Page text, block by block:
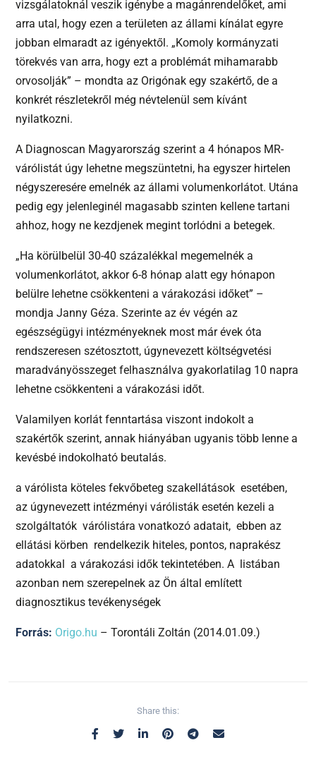
vizsgálatoknál veszik igénybe a magánrendelőket, ami
arra utal, hogy ezen a területen az állami kínálat egyre
jobban elmaradt az igényektől. „Komoly kormányzati
törekvés van arra, hogy ezt a problémát mihamarabb
orvosolják” – mondta az Origónak egy szakértő, de a
konkrét részletekről még névtelenül sem kívánt
nyilatkozni.
A Diagnoscan Magyarország szerint a 4 hónapos MR-
várólistát úgy lehetne megszüntetni, ha egyszer hirtelen
négyszeresére emelnék az állami volumenkorlátot. Utána
pedig egy jelenleginél magasabb szinten kellene tartani
ahhoz, hogy ne kezdjenek megint torlódni a betegek.
„Ha körülbelül 30-40 százalékkal megemelnék a
volumenkorlátot, akkor 6-8 hónap alatt egy hónapon
belülre lehetne csökkenteni a várakozási időket” –
mondja Janny Géza. Szerinte az év végén az
egészségügyi intézményeknek most már évek óta
rendszeresen szétosztott, úgynevezett költségvetési
maradványösszeget felhasználva gyakorlatilag 10 napra
lehetne csökkenteni a várakozási időt.
Valamilyen korlát fenntartása viszont indokolt a
szakértők szerint, annak hiányában ugyanis több lenne a
kevésbé indokolható beutalás.
a várólista köteles fekvőbeteg szakellátások esetében,
az úgynevezett intézményi várólisták esetén kezeli a
szolgáltatók várólistára vonatkozó adatait, ebben az
ellátási körben rendelkezik hiteles, pontos, naprakész
adatokkal a várakozási idők tekintetében. A listában
azonban nem szerepelnek az Ön által említett
diagnosztikus tevékenységek
Forrás: Origo.hu – Torontáli Zoltán (2014.01.09.)
Share this: